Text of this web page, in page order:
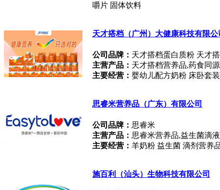
嚼片 固体饮料
天才搭档（广州）大健康科技有限公
公司品牌： 天才搭档蛋白质粉 天才
主营产品： 天才搭档营养品,药食同
主要经营： 婴幼儿配方奶粉 床卧套
思睿米营养品（广东）有限公司
公司品牌： 思睿米
主营产品： 思睿米营养品,益生菌滴
主要经营： 羊奶粉 益生菌 滴剂营养
施百利（汕头）生物科技有限公司